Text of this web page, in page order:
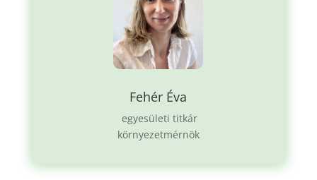
Fehér Éva
egyesületi titkár
környezetmérnök